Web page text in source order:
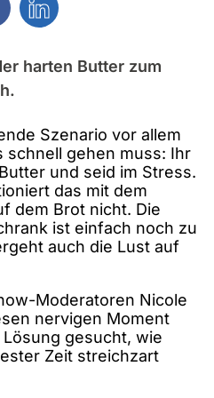
harten Butter zum
Szenario vor allem
schnell gehen muss: Ihr
und seid im Stress.
das mit dem
dem Brot nicht. Die
ist einfach noch zu
auch die Lust auf
Moderatoren Nicole
nervigen Moment
gesucht, wie
Zeit streichzart